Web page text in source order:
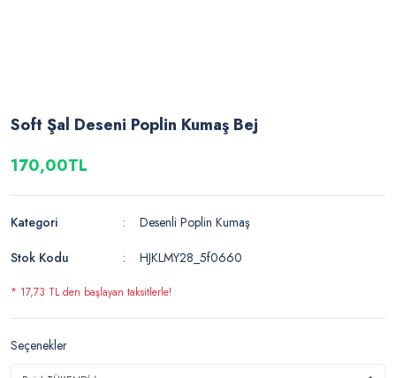
Soft Şal Deseni Poplin Kumaş Bej
170,00TL
Kategori
Desenli Poplin Kumaş
Stok Kodu
HJKLMY28_5f0660
* 17,73 TL den başlayan taksitlerle!
Seçenekler